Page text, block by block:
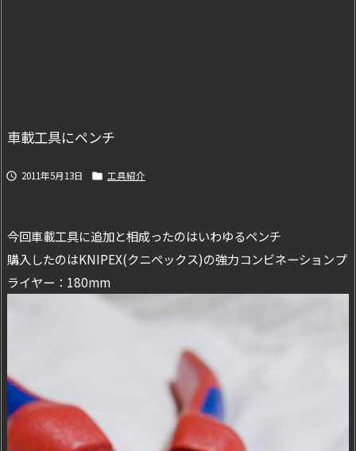
車載工具にペンチ
 2011年5月13日  工具紹介
今回車載工具に追加と相成ったのはいわゆるペンチ
購入したのはKNIPEX(クニペックス)の強力コンビネーションプ
ライヤー：180mm